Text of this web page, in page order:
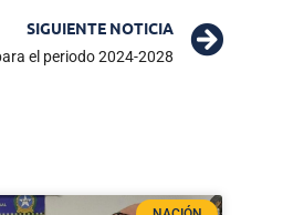
SIGUIENTE NOTICIA
el periodo 2024-2028